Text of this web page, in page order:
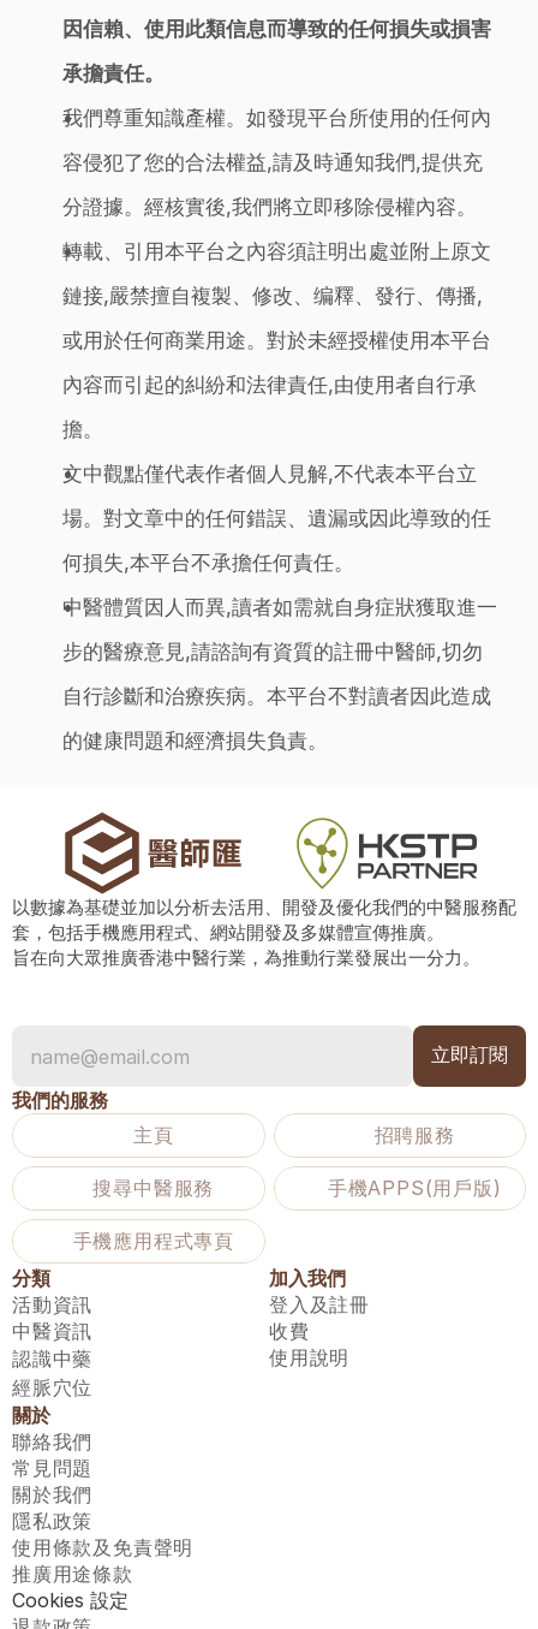
因信賴、使用此類信息而導致的任何損失或損害
承擔責任。
我們尊重知識產權。如發現平台所使用的任何內
容侵犯了您的合法權益,請及時通知我們,提供充
分證據。經核實後,我們將立即移除侵權內容。
轉載、引用本平台之內容須註明出處並附上原文
鏈接,嚴禁擅自複製、修改、编釋、發行、傳播,
或用於任何商業用途。對於未經授權使用本平台
內容而引起的糾紛和法律責任,由使用者自行承
擔。
文中觀點僅代表作者個人見解,不代表本平台立
場。對文章中的任何錯誤、遺漏或因此導致的任
何損失,本平台不承擔任何責任。
中醫體質因人而異,讀者如需就自身症狀獲取進一
步的醫療意見,請諮詢有資質的註冊中醫師,切勿
自行診斷和治療疾病。本平台不對讀者因此造成
的健康問題和經濟損失負責。
以數據為基礎並加以分析去活用、開發及優化我們的中醫服務配
套，包括手機應用程式、網站開發及多媒體宣傳推廣。
旨在向大眾推廣香港中醫行業，為推動行業發展出一分力。
我們的服務
主頁
招聘服務
搜尋中醫服務 手機APPS(用戶版)
手機應用程式專頁
分類
活動資訊
中醫資訊
認識中藥
經脈穴位
加入我們
登入及註冊
收費
使用說明
關於
聯絡我們
常見問題
關於我們
隱私政策
使用條款及免責聲明
推廣用途條款
Cookies 設定